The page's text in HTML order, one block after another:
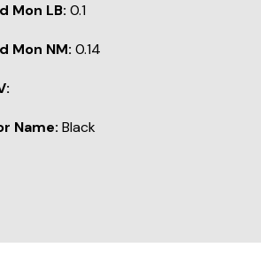
Mon LB: 0.1
Mon NM: 0.14
Name: Black